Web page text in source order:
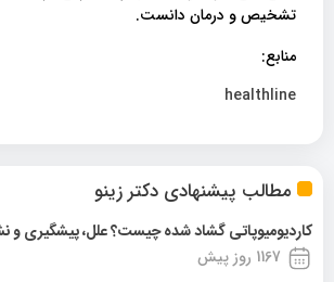
مطالب پیشنهادی دکتر زینو
کاردیومیوپاتی گشاد شده چیست؟ علل، پیشگیری و
1167 روز پیش
تشخیص و درمان دانست.
منابع:
healthline